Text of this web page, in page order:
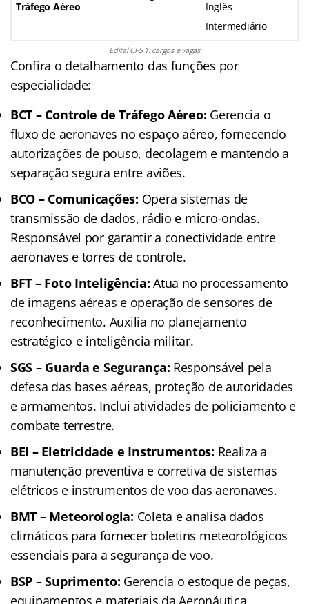
Tráfego Aéreo
Inglês
Intermediário
Edital CFS 1: cargos e vagas
Confira o detalhamento das funções por
especialidade:
BCT – Controle de Tráfego Aéreo: Gerencia o
fluxo de aeronaves no espaço aéreo, fornecendo
autorizações de pouso, decolagem e mantendo a
separação segura entre aviões.
BCO – Comunicações: Opera sistemas de
transmissão de dados, rádio e micro-ondas.
Responsável por garantir a conectividade entre
aeronaves e torres de controle.
BFT – Foto Inteligência: Atua no processamento
de imagens aéreas e operação de sensores de
reconhecimento. Auxilia no planejamento
estratégico e inteligência militar.
SGS – Guarda e Segurança: Responsável pela
defesa das bases aéreas, proteção de autoridades
e armamentos. Inclui atividades de policiamento e
combate terrestre.
BEI – Eletricidade e Instrumentos: Realiza a
manutenção preventiva e corretiva de sistemas
elétricos e instrumentos de voo das aeronaves.
BMT – Meteorologia: Coleta e analisa dados
climáticos para fornecer boletins meteorológicos
essenciais para a segurança de voo.
BSP – Suprimento: Gerencia o estoque de peças,
equipamentos e materiais da Aeronáutica,